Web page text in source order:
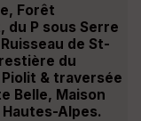
Forêt
du P sous Serre
de St-
du
& traversée
Belle, Maison
Alpes.